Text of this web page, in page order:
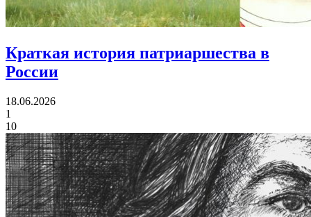
Краткая история патриаршества в
России
18.06.2026
1
10